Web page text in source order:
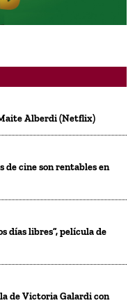
Alberdi (Netflix)
de cine son rentables en
días libres”, película de
de Victoria Galardi con